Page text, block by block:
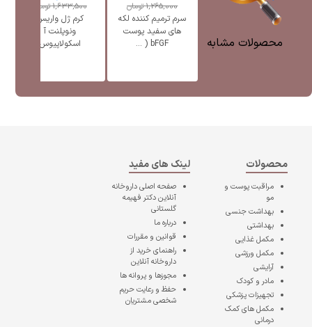
محصولات مشابه
سرم ترمیم کننده لکه
های سفید پوست
bFGF ( ...
1,265,000تومان
کرم ژل واریس
ونوپلنت آ
اسکولاپیوس
1,633,500تومان
محصولات
مراقبت پوست و
مو
بهداشت جنسی
بهداشتی
مکمل غذایی
مکمل ورزشی
آرایشی
مادر و کودک
تجهیزات پزشکی
مکمل های کمک
درمانی
لینک های مفید
صفحه اصلیداروخانه
آنلاین دکتر فهیمه
گلستانی
درباره ما
قوانین و مقررات
راهنمای خرید از
داروخانه آنلاین
مجوزها و پروانه ها
حفظ و رعایت حریم
شخصی مشتریان